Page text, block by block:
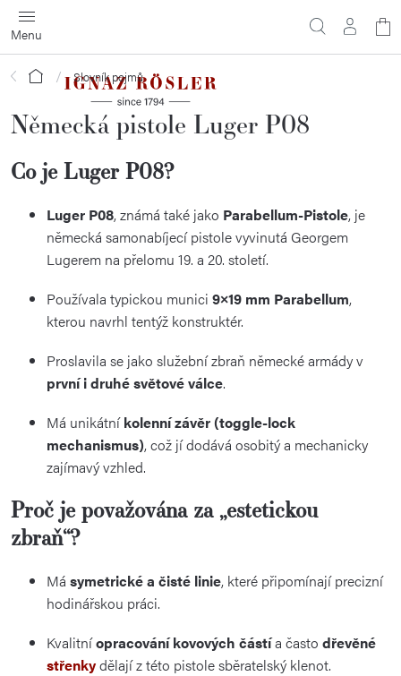
Přejít
na
obsah
Domů Slovník pojmů
Německá pistole Luger P08
Co je Luger P08?
Luger P08, známá také jako Parabellum-Pistole, je
německá samonabíjecí pistole vyvinutá Georgem
Lugerem na přelomu 19. a 20. století.
Používala typickou munici 9×19 mm Parabellum,
kterou navrhl tentýž konstruktér.
Proslavila se jako služební zbraň německé armády v
první i druhé světové válce.
Má unikátníkolenní závěr (toggle-lock
mechanismus), což jí dodává osobitý a mechanicky
zajímavý vzhled.
Proč je považována za „estetickou
zbraň“?
Má symetrické a čisté linie, které připomínají precizní
hodinářskou práci.
Kvalitníopracování kovových částía často dřevěné
střenkydělají z této pistole sběratelský klenot.